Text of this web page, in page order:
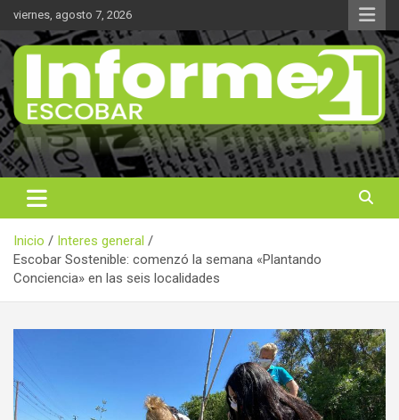
Saltar
contenido
viernes, agosto 7, 2026
Informe 21
Noticas reales
Inicio
Interes general
Escobar Sostenible: comenzó la semana «Plantando
Conciencia» en las seis localidades